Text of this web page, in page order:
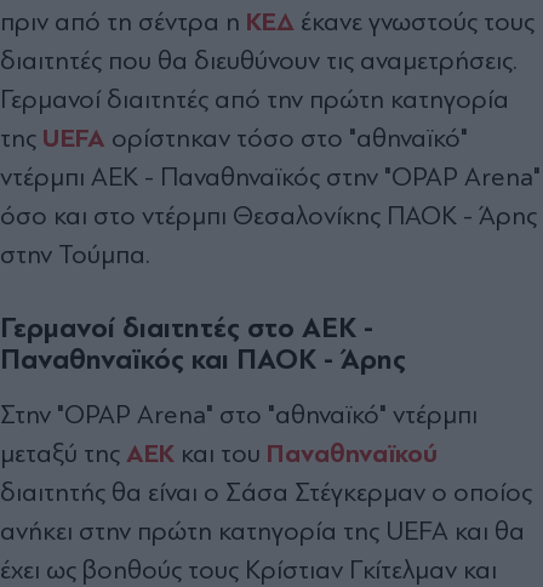
πριν από τη σέντρα η ΚΕΔ έκανε γνωστούς τους
διαιτητές που θα διευθύνουν τις αναμετρήσεις.
Γερμανοί διαιτητές από την πρώτη κατηγορία
της UEFA ορίστηκαν τόσο στο "αθηναϊκό"
ντέρμπι ΑΕΚ - Παναθηναϊκός στην "OPAP Arena"
όσο και στο ντέρμπι Θεσαλονίκης ΠΑΟΚ - Άρης
στην Τούμπα.
Γερμανοί διαιτητές στο ΑΕΚ -
Παναθηναϊκός και ΠΑΟΚ - Άρης
Στην "OPAP Arena" στο "αθηναϊκό" ντέρμπι
μεταξύ της ΑΕΚ και του Παναθηναϊκού
διαιτητής θα είναι ο Σάσα Στέγκερμαν ο οποίος
ανήκει στην πρώτη κατηγορία της UEFA και θα
έχει ως βοηθούς τους Κρίστιαν Γκίτελμαν και